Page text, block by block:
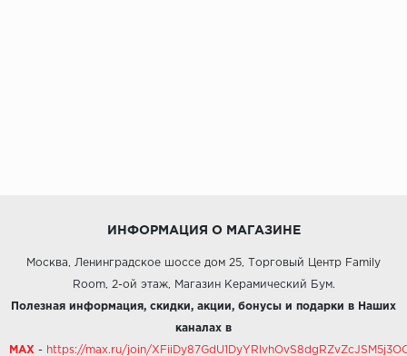
ИНФОРМАЦИЯ О МАГАЗИНЕ
Москва, Ленинградское шоссе дом 25, Торговый Центр Family
Room, 2-ой этаж, Магазин Керамический Бум.
Полезная информация, скидки, акции, бонусы и подарки в Наших
каналах в
MAX - https://max.ru/join/